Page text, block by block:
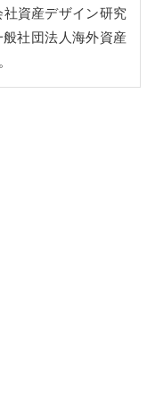
社資産デザイン研究
社団法人海外資産